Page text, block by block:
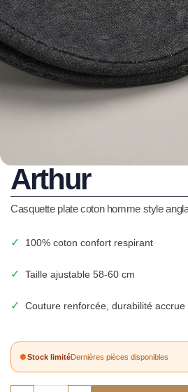
Arthur
Casquette plate coton homme style
✓ 100% coton confort respirant
✓ Taille ajustable 58-60 cm
✓ Couture renforcée, durabilité accrue
Stock limitéDernières pièces disponibles